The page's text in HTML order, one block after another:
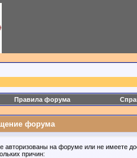
Правила форума
форума
авторизованы на форуме или не имеете
причин: